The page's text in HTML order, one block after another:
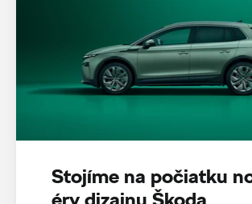
Stojíme na počiatku
éry dizajnu Škoda